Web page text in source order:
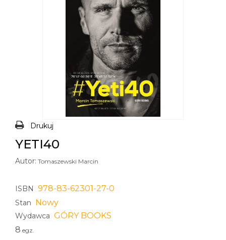
Drukuj
YETI40
Autor: Tomaszewski Marcin
ISBN 978-83-62301-27-0
Stan Nowy
Wydawca GÓRY BOOKS
8 egz.